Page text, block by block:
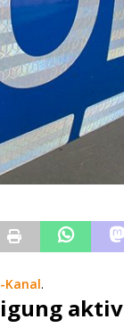
Kanal.
aktiv